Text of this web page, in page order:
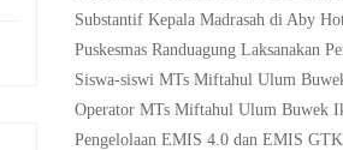
Substantif Kepala Madrasah di Aby
Puskesmas Randuagung Laksanakan
Siswa-siswi MTs Miftahul Ulum
Operator MTs Miftahul Ulum Buwek
Pengelolaan EMIS 4.0 dan EMIS GTK